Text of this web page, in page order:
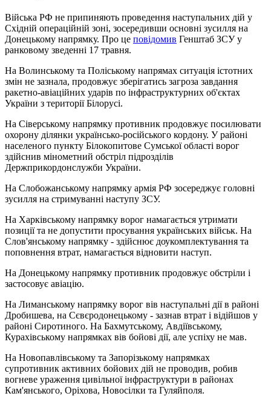
Війська РФ не припиняють проведення наступальних дій у
Східній операційній зоні, зосередивши основні зусилля на
Донецькому напрямку. Про це повідомив Генштаб ЗСУ у
ранковому зведенні 17 травня.
На Волинському та Поліському напрямах ситуація істотних
змін не зазнала, продовжує зберігатись загроза завдання
ракетно-авіаційних ударів по інфраструктурних об'єктах
України з території Білорусі.
На Сіверському напрямку противник продовжує посилювати
охорону ділянки українсько-російського кордону. У районі
населеного пункту Білокопитове Сумської області ворог
здійснив мінометний обстріл підрозділів
Держприкордонслужби України.
На Слобожанському напрямку армія РФ зосереджує головні
зусилля на стримуванні наступу ЗСУ.
На Харківському напрямку ворог намагається утримати
позиції та не допустити просування українських військ. На
Слов'янському напрямку - здійснює доукомплектування та
поповнення втрат, намагається відновити наступ.
На Донецькому напрямку противник продовжує обстріли і
застосовує авіацію.
На Лиманському напрямку ворог вів наступальні дії в районі
Дробишева, на Сєвєродонецькому - зазнав втрат і відійшов у
районі Сиротиного. На Бахмутському, Авдіївському,
Курахівському напрямках вів бойові дії, але успіху не мав.
На Новопавлівському та Запорізькому напрямках
супротивник активних бойових дій не проводив, робив
вогневе ураження цивільної інфраструктури в районах
Кам'янського, Оріхова, Новосілки та Гуляйполя.